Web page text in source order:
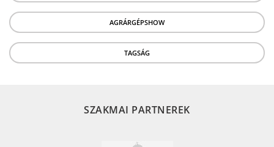
AGRÁRGÉPSHOW
TAGSÁG
SZAKMAI PARTNEREK